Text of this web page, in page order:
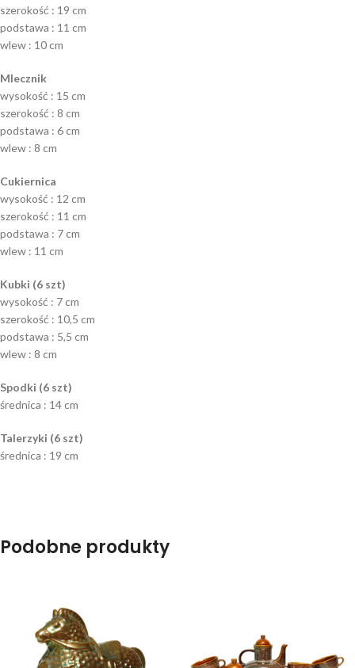
szerokość : 19 cm
podstawa : 11 cm
wlew : 10 cm
Mlecznik
wysokość : 15 cm
szerokość : 8 cm
podstawa : 6 cm
wlew : 8 cm
Cukiernica
wysokość : 12 cm
szerokość : 11 cm
podstawa : 7 cm
wlew : 11 cm
Kubki (6 szt)
wysokość : 7 cm
szerokość : 10,5 cm
podstawa : 5,5 cm
wlew : 8 cm
Spodki (6 szt)
średnica : 14 cm
Talerzyki (6 szt)
średnica : 19 cm
Podobne produkty